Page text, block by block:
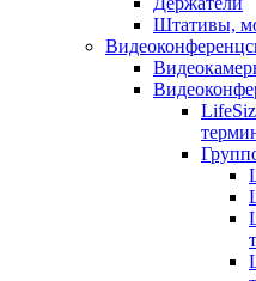
Штативы,